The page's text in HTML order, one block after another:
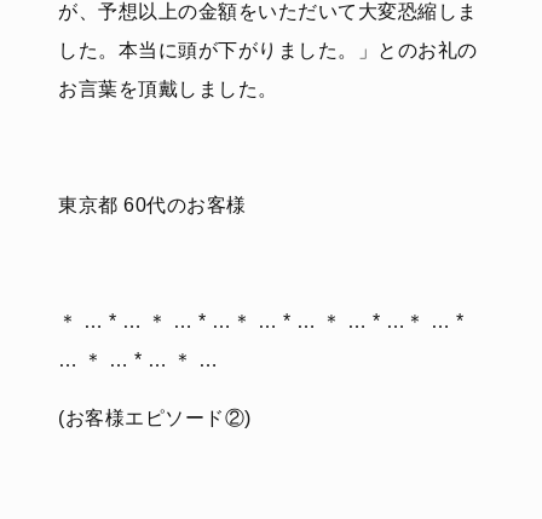
が、予想以上の金額をいただいて大変恐縮しま
した。本当に頭が下がりました。」とのお礼の
お言葉を頂戴しました。
東京都 60代のお客様
＊ … * … ＊ … * …＊ … * … ＊ … * …＊ … *
… ＊ … * … ＊ …
(お客様エピソード②)